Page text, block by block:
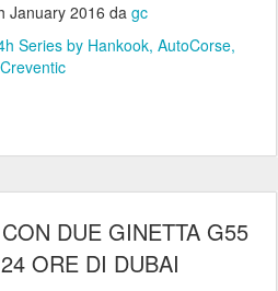
January 2016 da gc
Series by Hankook AutoCorse
Creventic
DUE GINETTA G55
ORE DI DUBAI